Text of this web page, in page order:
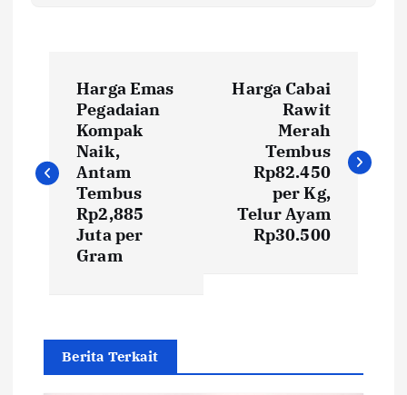
s
v
Harga Emas
Pegadaian
Kompak
Naik,
Antam
Tembus
Rp2,885
Juta per
Gram
Harga Cabai
Rawit
Merah
Tembus
Rp82.450
per Kg,
Telur Ayam
Rp30.500
Berita Terkait